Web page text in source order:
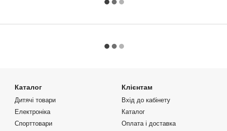
Каталог
Дитячі товари
Електроніка
Спорттовари
Клієнтам
Вхід до кабінету
Каталог
Оплата і доставка